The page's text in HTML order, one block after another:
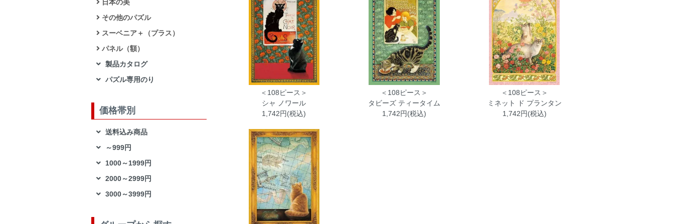
＜108ピース＞
シャ ノワール
1,742円(税込)
＜108ピース＞
タビーズ ティータイム
1,742円(税込)
＜108ピース＞
ミネット ド プランタン
1,742円(税込)
日本の美
その他のパズル
スーベニア＋（プラス）
パネル（額）
製品カタログ
パズル専用のり
価格帯別
送料込み商品
～999円
1000～1999円
2000～2999円
3000～3999円